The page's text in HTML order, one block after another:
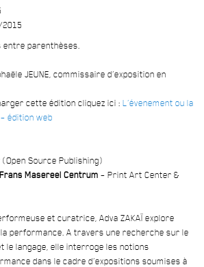
parenthèses.
JEUNE, commissaire d’exposition en
cette édition cliquez ici : L’évenement ou la
édition web
Source Publishing)
Frans Masereel Centrum – Print Art Center &
et curatrice, Adva ZAKAÏ explore
performance. A travers une recherche sur le
le langage, elle interroge les notions
dans le cadre d’expositions soumises à